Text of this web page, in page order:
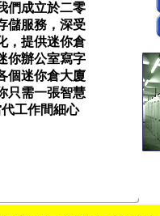
們成立於二零
儲服務，深受
，提供迷你倉
你辦公室寫字
個迷你倉大廈
只需一張智慧
工作間細心